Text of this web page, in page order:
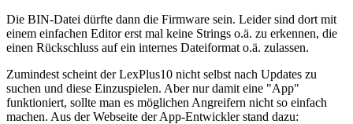
Die BIN-Datei dürfte dann die Firmware sein. Leider sind dort mit
einem einfachen Editor erst mal keine Strings o.ä. zu erkennen, die
einen Rückschluss auf ein internes Dateiformat o.ä. zulassen.
Zumindest scheint der LexPlus10 nicht selbst nach Updates zu
suchen und diese Einzuspielen. Aber nur damit eine "App"
funktioniert, sollte man es möglichen Angreifern nicht so einfach
machen. Aus der Webseite der App-Entwickler stand dazu: